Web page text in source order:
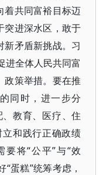
着共同富裕目标迈
突进深水区，敢于
矛盾新挑战。习
进全体人民共同富
政策举措。要在推
同时，进一步分
、教育、医疗、住
和践行正确政绩
将“公平”与“效
蛋糕”统筹考虑，